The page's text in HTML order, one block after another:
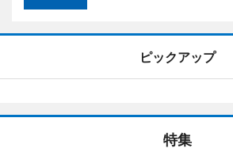
ピックアップ
特集